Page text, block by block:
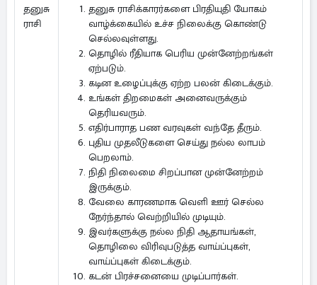
தனுசு
ராசி
தனுசு ராசிக்காரர்களை பிரதியுதி யோகம்
வாழ்க்கையில் உச்ச நிலைக்கு கொண்டு
செல்லவுள்ளது.
தொழில் ரீதியாக பெரிய முன்னேற்றங்கள்
ஏற்படும்.
கடின உழைப்புக்கு ஏற்ற பலன் கிடைக்கும்.
உங்கள் திறமைகள் அனைவருக்கும்
தெரியவரும்.
எதிர்பாராத பண வரவுகள் வந்தே தீரும்.
புதிய முதலீடுகளை செய்து நல்ல லாபம்
பெறலாம்.
நிதி நிலைமை சிறப்பான முன்னேற்றம்
இருக்கும்.
வேலை காரணமாக வெளி ஊர் செல்ல
நேர்ந்தால் வெற்றியில் முடியும்.
இவர்களுக்கு நல்ல நிதி ஆதாயங்கள்,
தொழிலை விரிவுபடுத்த வாய்ப்புகள்,
வாய்ப்புகள் கிடைக்கும்.
கடன் பிரச்சனையை முடிப்பார்கள்.